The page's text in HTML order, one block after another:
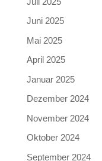
Juni 2025
Mai 2025
April 2025
Januar 2025
Dezember 2024
November 2024
Oktober 2024
September 2024